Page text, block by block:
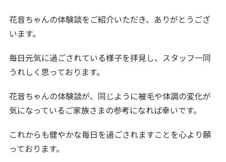
花音ちゃんの体験談をご紹介いただき、ありがとうござ
います。
毎日元気に過ごされている様子を拝見し、スタッフ一同
うれしく思っております。
花音ちゃんの体験談が、同じように被毛や体調の変化が
気になっているご家族さまの参考になれば幸いです。
これからも健やかな毎日を過ごされますことを心より願
っております。